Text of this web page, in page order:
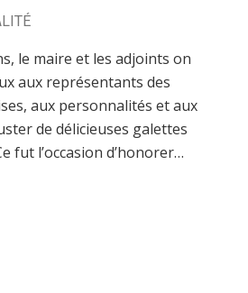
le maire et les adjoints on
aux représentants des
aux personnalités et aux
de délicieuses galettes
fut l’occasion d’honorer…